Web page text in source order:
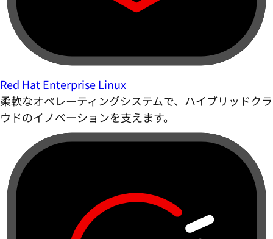
Red Hat Enterprise Linux
柔軟なオペレーティングシステムで、ハイブリッドクラ
ウドのイノベーションを支えます。